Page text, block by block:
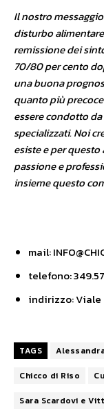
Il nostro
disturbo
remissione dei
70/80 per cento
una buona
quanto più
essere condotto
specializzati. Noi
esiste e per
passione e
insieme questo
mail:
telefono:
indirizzo: Viale
TAGS
Chicco di Riso
Sara Scardovi e